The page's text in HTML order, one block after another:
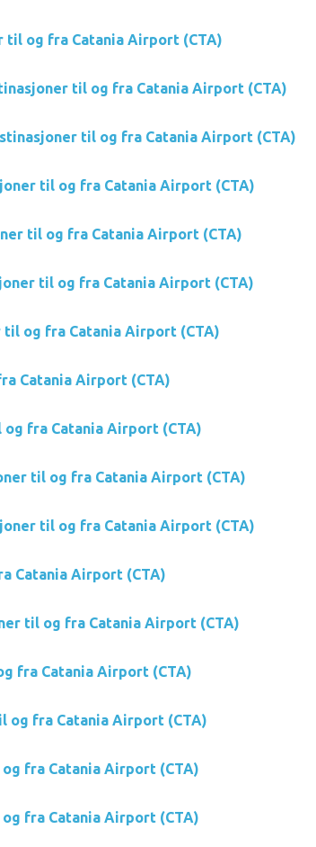
og fra Catania Airport (CTA)
til og fra Catania Airport (CTA)
til og fra Catania Airport (CTA)
til og fra Catania Airport (CTA)
til og fra Catania Airport (CTA)
til og fra Catania Airport (CTA)
og fra Catania Airport (CTA)
Catania Airport (CTA)
fra Catania Airport (CTA)
til og fra Catania Airport (CTA)
til og fra Catania Airport (CTA)
Catania Airport (CTA)
til og fra Catania Airport (CTA)
fra Catania Airport (CTA)
og fra Catania Airport (CTA)
fra Catania Airport (CTA)
fra Catania Airport (CTA)